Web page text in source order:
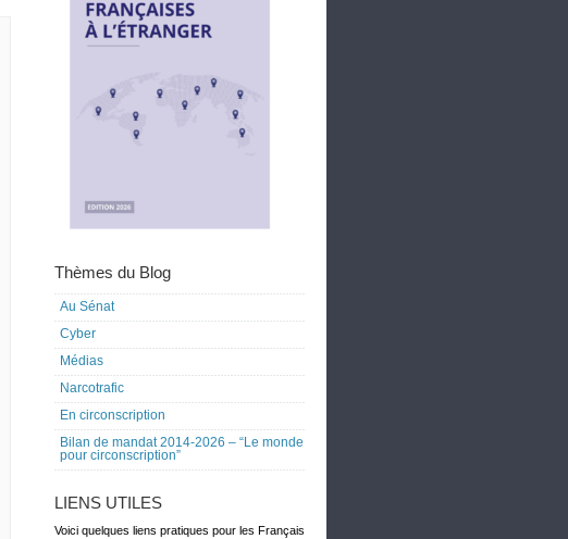
Thèmes du Blog
Au Sénat
Cyber
Médias
Narcotrafic
En circonscription
Bilan de mandat 2014-2026 – “Le monde
pour circonscription”
LIENS UTILES
Voici quelques liens pratiques pour les Français